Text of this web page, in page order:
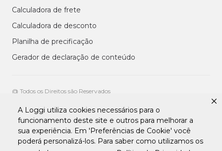
A Loggi utiliza cookies necessários para o
funcionamento deste site e outros para melhorar a
sua experiência. Em 'Preferências de Cookie' você
poderá personalizá-los. Para saber como utilizamos os
Calculadora de frete
Calculadora de desconto
Planilha de precificação
Gerador de declaração de conteúdo
@ Todos os Direitos são Reservados
Aviso de privacidade aos clientes
Termos de uso para entregadores
Termos e condições de uso da plataforma transportadora Loggi
Termos e Condições de Uso de Clientes
Tratamento de Dados pessoais Para Fornecedores